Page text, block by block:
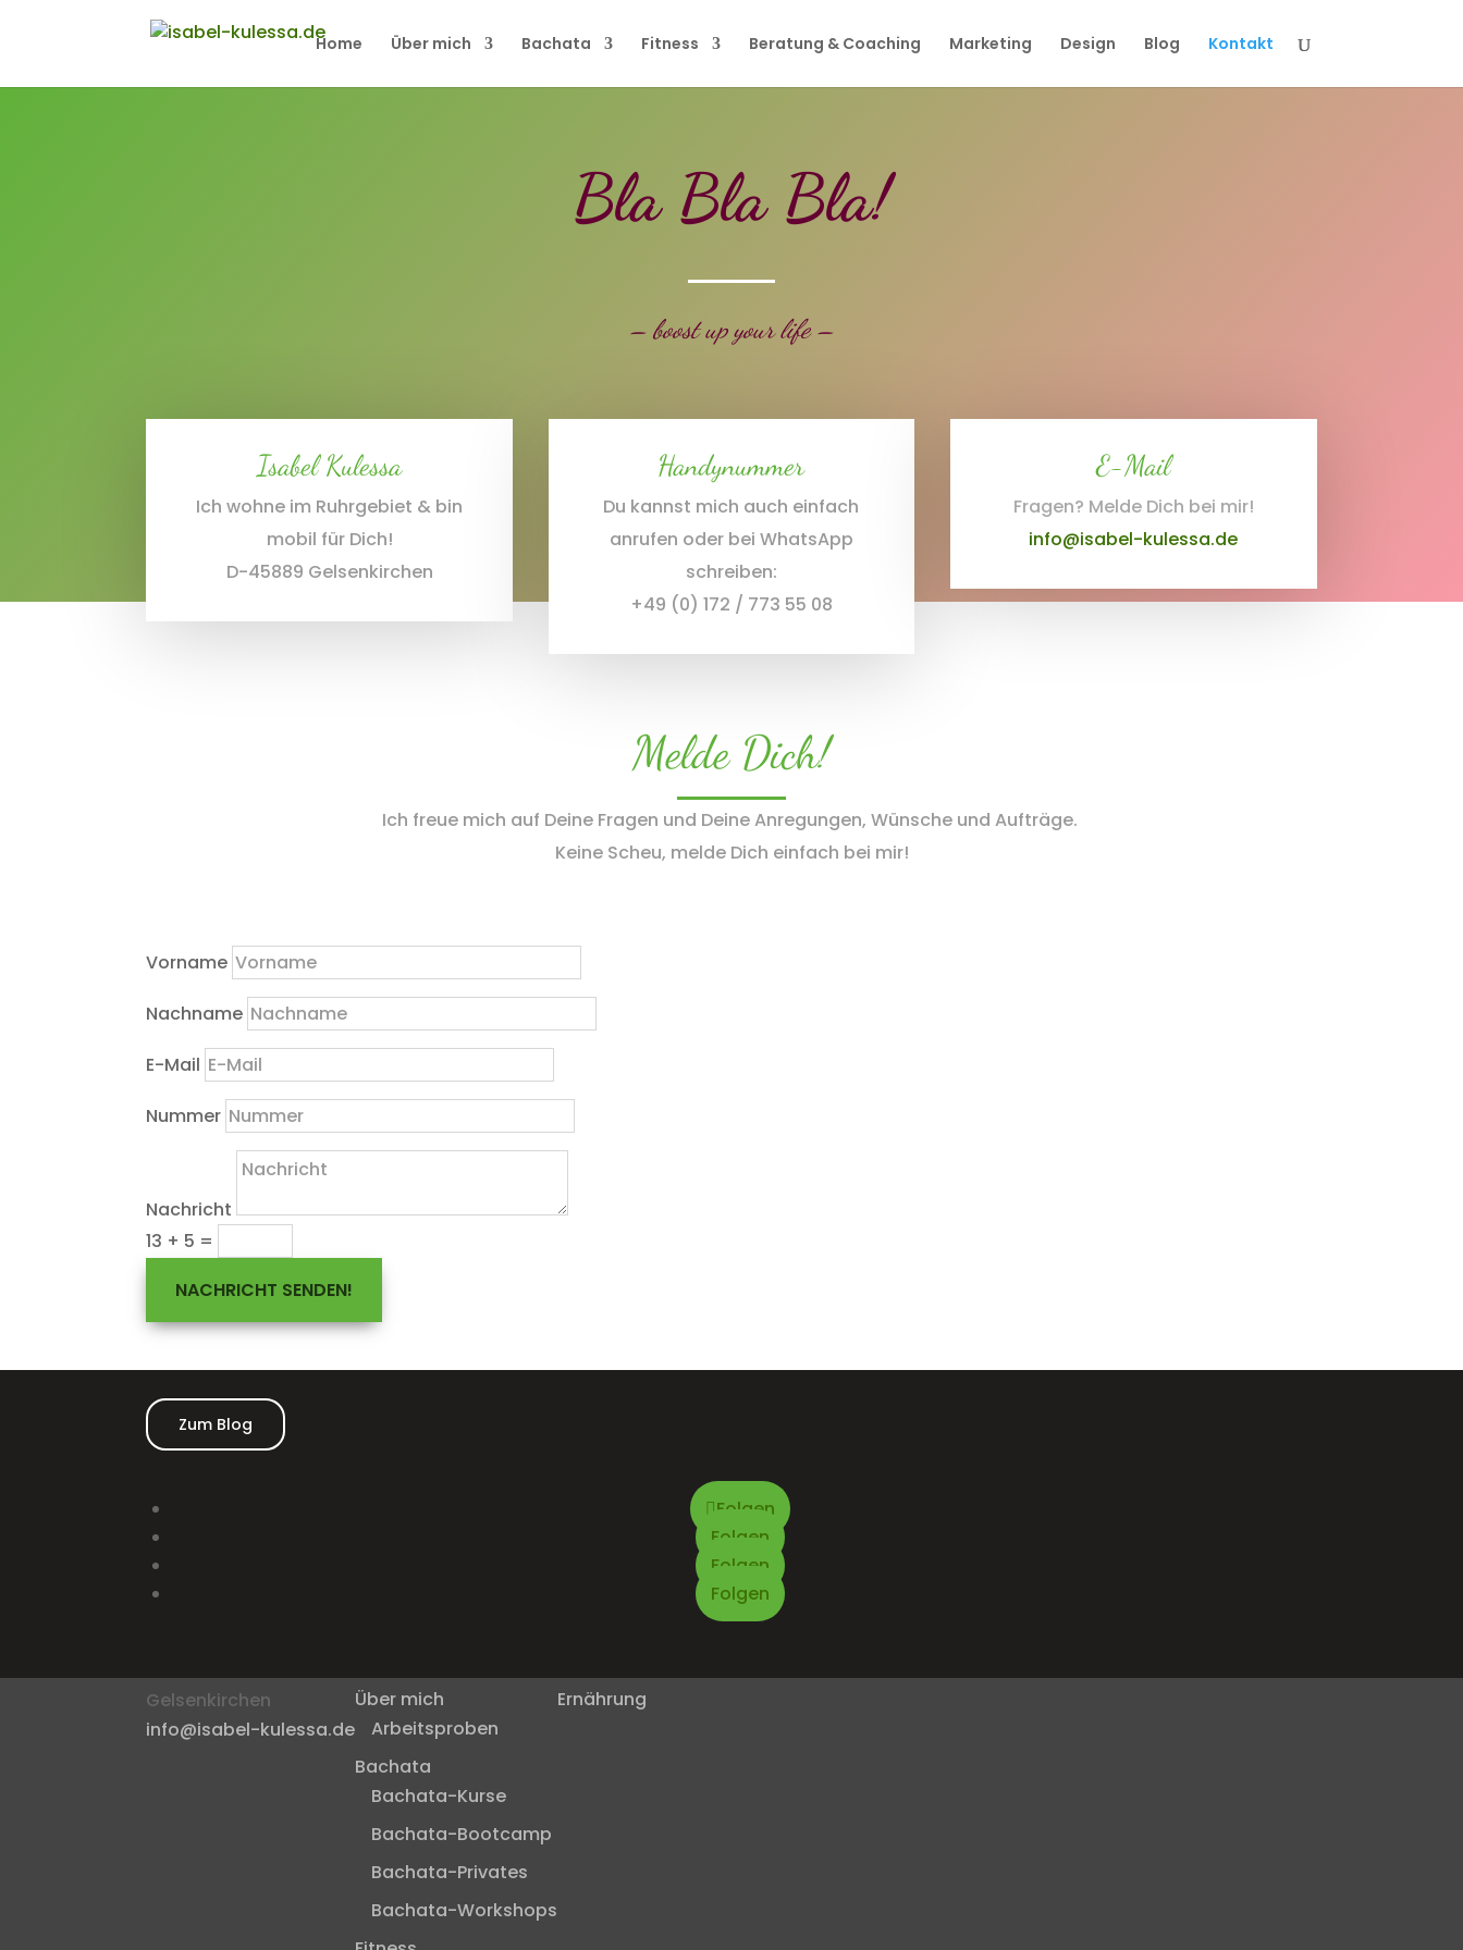
Home Über mich Bachata Fitness Beratung & Coaching Marketing Design Blog Kontakt
Bla Bla Bla!
– boost up your life –
Isabel Kulessa
Ich wohne im Ruhrgebiet & bin
mobil für Dich!
D-45889 Gelsenkirchen
Handynummer
Du kannst mich auch einfach
anrufen oder bei WhatsApp
schreiben:
+49 (0) 172 / 773 55 08
E-Mail
Fragen? Melde Dich bei mir!
info@isabel-kulessa.de
Melde Dich!
Ich freue mich auf Deine Fragen und Deine Anregungen, Wünsche und Aufträge.
Keine Scheu, melde Dich einfach bei mir!
Vorname
Nachname
E-Mail
Nummer
Nachricht
13 + 5 =
NACHRICHT SENDEN!
Zum Blog
Folgen
Folgen
Folgen
Folgen
Gelsenkirchen
info@isabel-kulessa.de
Über mich
Arbeitsproben
Bachata
Bachata-Kurse
Bachata-Bootcamp
Bachata-Privates
Bachata-Workshops
Ernährung